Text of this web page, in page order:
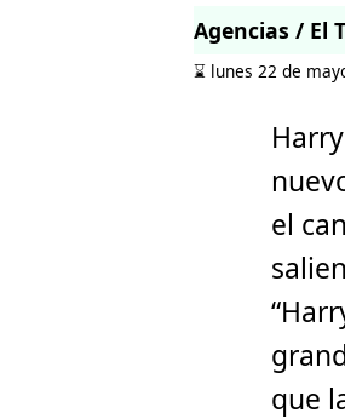
Agencias / El
⌛️ lunes 22 de
el
que